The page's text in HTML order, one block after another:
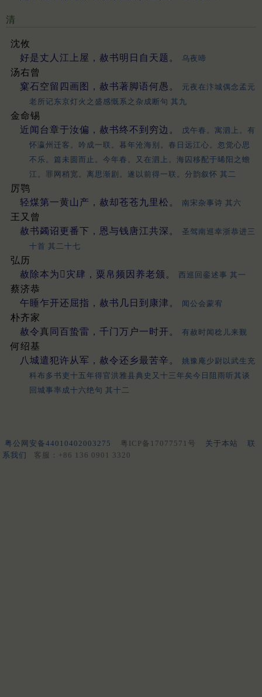
清
沈攸
好是丈人江上屋，赦书明日自天题。
乌夜啼
汤右曾
窠石空留四画图，赦书著脚语何愚。
元夜在汴城偶念孟元
老所记东京灯火之盛感慨系之杂成断句 其九
金命锡
近闻台章于汝偏，赦书终不到穷边。
戊午春。寓泗上。有
怀瀛州迁客。吟成一联。暮年沧海别。春日远江心。忽觉心思
不乐。篇未圆而止。今年春。又在泗上。海囚移配于晞阳之蟾
江。罪网稍宽。离思渐剧。遂以前得一联。分韵叙怀 其二
厉鹗
轻煤第一黄山产，赦却苍苍九里松。
南宋杂事诗 其六
王又曾
赦书蠲诏更番下，恩与钱唐江共深。
圣驾南巡幸浙恭进三
十首 其二十七
弘历
赦除本为𤯝灾肆，粟帛频因养老颁。
西巡回銮述事 其一
蔡济恭
午睡乍开还屈指，赦书几日到康津。
闻公会蒙宥
朴齐家
赦令真同百蛰雷，千门万户一时开。
有赦时闻稔儿来觐
何绍基
八城遣犯许从军，赦令还乡最苦辛。
姚豫庵少尉以武生充
科布多书吏十五年得官洪雅县典史又十三年矣今日阻雨听其谈
回城事率成十六绝句 其十二
粤公网安备44010402003275 粤ICP备17077571号 关于本站
联
系我们
客服：+86 136 0901 3320